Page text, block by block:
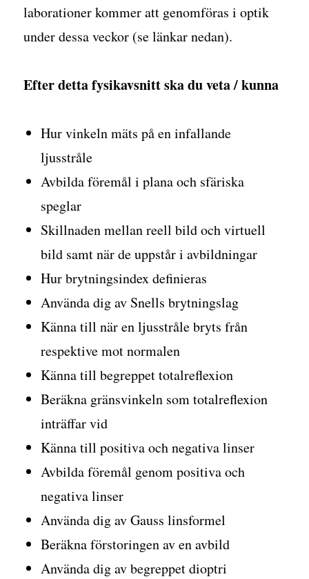
laborationer kommer att genomföras i optik
under dessa veckor (se länkar nedan).
Efter detta fysikavsnitt ska du veta / kunna
Hur vinkeln mäts på en infallande
ljusstråle
Avbilda föremål i plana och sfäriska
speglar
Skillnaden mellan reell bild och virtuell
bild samt när de uppstår i avbildningar
Hur brytningsindex definieras
Använda dig av Snells brytningslag
Känna till när en ljusstråle bryts från
respektive mot normalen
Känna till begreppet totalreflexion
Beräkna gränsvinkeln som totalreflexion
inträffar vid
Känna till positiva och negativa linser
Avbilda föremål genom positiva och
negativa linser
Använda dig av Gauss linsformel
Beräkna förstoringen av en avbild
Använda dig av begreppet dioptri